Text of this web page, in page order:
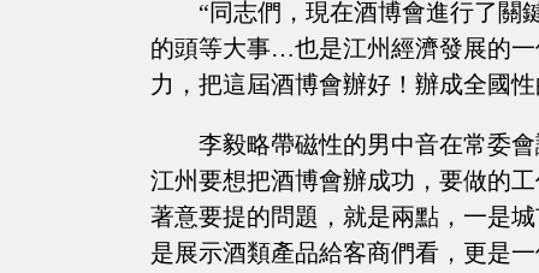
“同志們，現在酒博會進行了關
的頭等大事…也是江州經濟發展的
力，把這屆酒博會辦好！辦成全國
李毅略帶磁性的男中音在常委
江州要想把酒博會辦成功，要做的
著意要提的問題，就是兩點，一是
是展示酒類產品給客商們看，更是